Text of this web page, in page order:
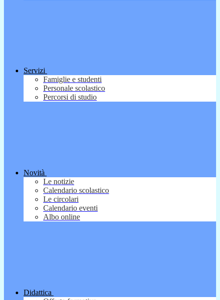
Servizi
Famiglie e studenti
Personale scolastico
Percorsi di studio
Novità
Le notizie
Calendario scolastico
Le circolari
Calendario eventi
Albo online
Didattica